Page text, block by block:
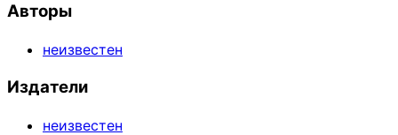
Авторы
неизвестен
Издатели
неизвестен